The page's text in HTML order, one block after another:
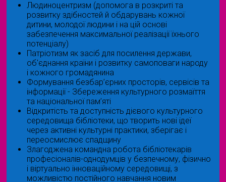
Людиноцентризм (допомога в розкриті та
розвитку здібностей й обдарувань кожної
дитини, молодої людини і на цій основі
забезпечення максимальної реалізації їхнього
потенціалу)
Патріотизм як засіб для посилення держави,
об'єднання країни і розвитку самоповаги народу
і кожного громадянина
Формування безбар’єрних просторів, сервісів та
інформації - Збереження культурного розмаїття
та національної пам’яті
Відкритість та доступність дієвого культурного
середовища бібліотеки, що творить нові ідеї
через активні культурні практики, зберігає і
переосмислює спадщину
Злагоджена командна робота бібліотекарів
професіоналів-однодумців у безпечному, фізично
і віртуально інноваційному середовищі, з
можливістю постійного навчання новим